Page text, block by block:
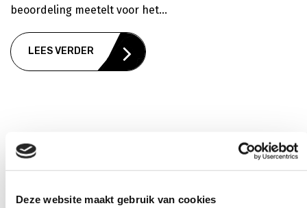
Deze website maakt gebruik van cookies
beoordeling meetelt voor het...
LEES VERDER
SCHRIJVER IN DE KLAS & VULKAAN
KNUTSELEN
Schrijver in de klas & vulkaan knutselen Klassen A1a,